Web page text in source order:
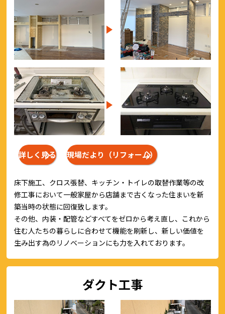
詳しく見る 現場だより（リフォーム）
床下施工、クロス張替、キッチン・トイレの取替作業等の改
修工事において一般家屋から店舗まで古くなった住まいを新
築当時の状態に回復致します。
その他、内装・配管などすべてをゼロから考え直し、これから
住む人たちの暮らしに合わせて機能を刷新し、新しい価値を
生み出す為のリノベーションにも力を入れております。
ダクト工事